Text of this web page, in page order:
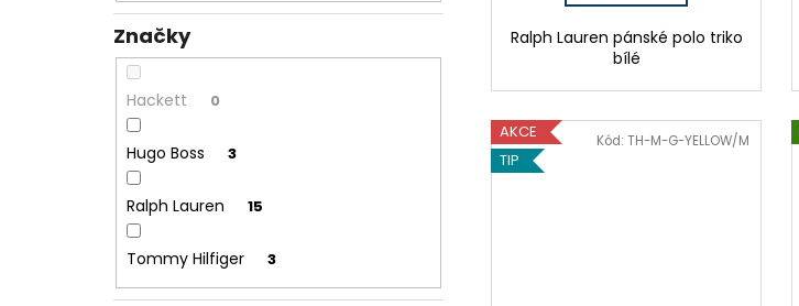
Značky
Hackett 0
Hugo Boss 3
Ralph Lauren 15
Tommy Hilfiger 3
Ralph Lauren pánské polo triko
bílé
AKCE
TIP
Kód:TH-M-G-YELLOW/M